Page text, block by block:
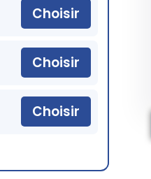
Choisir
Choisir
Choisir